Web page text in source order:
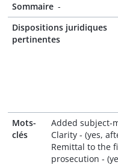
Sommaire -
Dispositions juridiques
pertinentes
Mots-
clés
Added subject-
Clarity - (yes,
Remittal to the
prosecution -